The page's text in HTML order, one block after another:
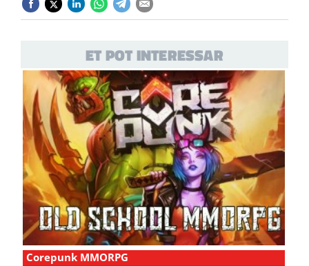
ET POT INTERESSAR
Corepunk MMORPG